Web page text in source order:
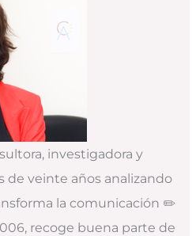
investigadora y
de veinte años analizando
la comunicación ✏️
recoge buena parte de